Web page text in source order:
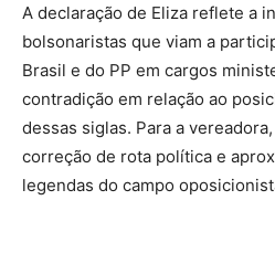
A declaração de Eliza reflete a
bolsonaristas que viam a
Brasil e do PP em cargos
contradição em relação ao
dessas siglas. Para a
correção de rota política e
legendas do campo